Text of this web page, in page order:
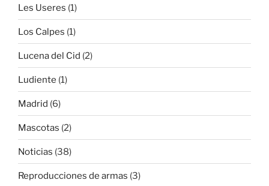
Les Useres (1)
Los Calpes (1)
Lucena del Cid (2)
Ludiente (1)
Madrid (6)
Mascotas (2)
Noticias (38)
Reproducciones de armas (3)